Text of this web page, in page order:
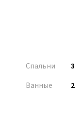
Спальни
3
Ванные
2